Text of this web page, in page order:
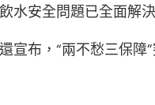
水安全問題已全面解決
宣布，“兩不愁三保障